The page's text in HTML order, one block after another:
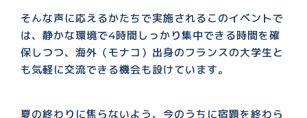
そんな声に応えるかたちで実施されるこのイベントで
は、静かな環境で4時間しっかり集中できる時間を確
保しつつ、海外（モナコ）出身のフランスの大学生と
も気軽に交流できる機会も設けています。
夏の終わりに焦らないよう、今のうちに宿題を終わら